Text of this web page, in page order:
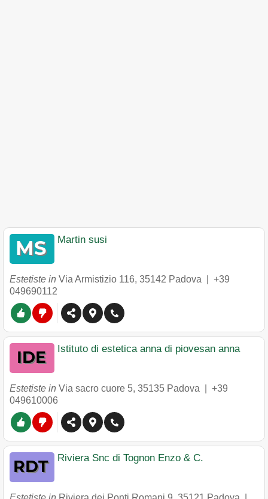
Martin susi
Estetiste in Via Armistizio 116, 35142 Padova
+39
049690112
Istituto di estetica anna di piovesan anna
Estetiste in Via sacro cuore 5, 35135 Padova
+39
049610006
Riviera Snc di Tognon Enzo & C.